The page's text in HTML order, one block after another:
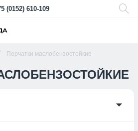
(0152) 610-109
Перчатки маслобензостойкие
🞃